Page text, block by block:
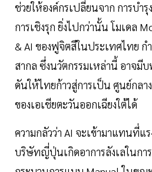
ช่วยให้องค์กรเปลี่ยนจาก การบำ
การเชิงรุก ยิ่งไปกว่านั้น โมเดล
& AI ของฟูจิตสึในประเทศไทย ก
สากล ซึ่งนวัตกรรมเหล่านี้ อาจมี
ดันให้ไทยก้าวสู่การเป็น ศูนย์กล
ของเอเชียตะวันออกเฉียงใต้ได้
ความกลัวว่า AI จะเข้ามาแทนที่แ
บริษัทญี่ปุ่นเกิดอาการลังเลในกา